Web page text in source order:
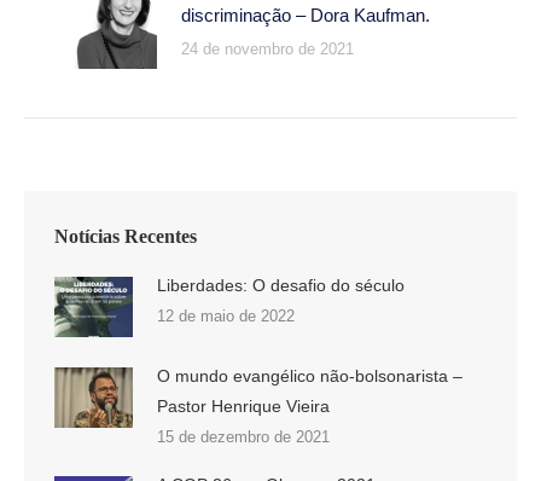
discriminação – Dora Kaufman.
24 de novembro de 2021
Notícias Recentes
Liberdades: O desafio do século
12 de maio de 2022
O mundo evangélico não-bolsonarista –
Pastor Henrique Vieira
15 de dezembro de 2021